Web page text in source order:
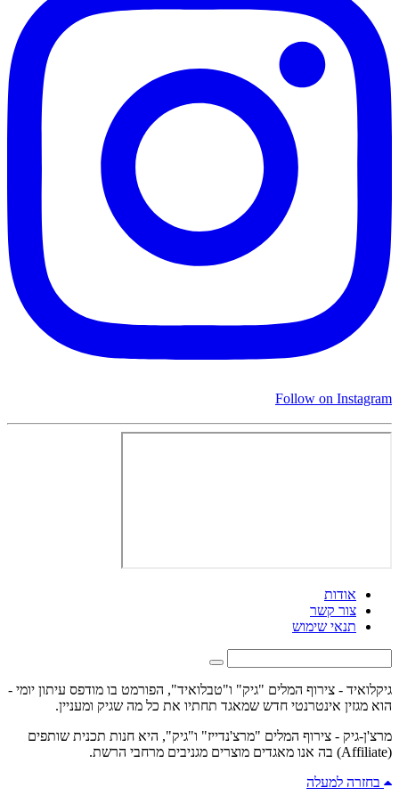
Follow on Instagram
אודות
צור קשר
תנאי שימוש
גיקלואיד - צירוף המלים "גיק" ו"טבלואיד", הפורמט בו מודפס עיתון יומי -
הוא מגזין אינטרנטי חדש שמאגד תחתיו את כל מה שגיק ומעניין.
מרצ'ן-גיק - צירוף המלים "מרצ'נדייז" ו"גיק", היא חנות תכנית שותפים
(Affiliate) בה אנו מאגדים מוצרים מגניבים מרחבי הרשת.
בחזרה למעלה